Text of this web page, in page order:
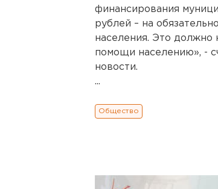
финансирования
рублей – на
населения. Это должно
помощи населению», -
новости.
...
Общество